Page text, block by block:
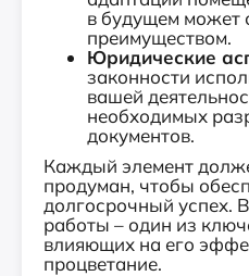
в будущем может
преимуществом.
Юридические
законности
вашей
необходимых
документов.
Каждый элемент
продуман, чтобы
долгосрочный успех.
работы – один из
влияющих на его
процветание.